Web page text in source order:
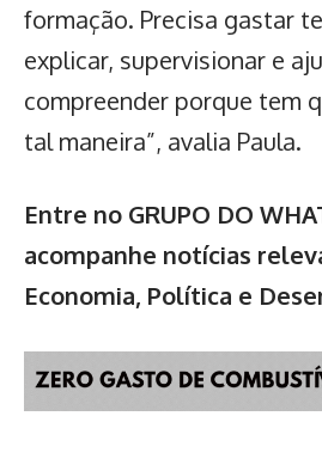
formação. Precisa gastar
explicar, supervisionar e
compreender porque tem
tal maneira”, avalia Paula.
Entre no GRUPO DO
acompanhe notícias
Economia, Política e